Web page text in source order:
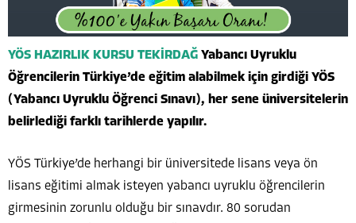
YÖS HAZIRLIK KURSU TEKİRDAĞ Yabancı Uyruklu
Öğrencilerin Türkiye’de eğitim alabilmek için girdiği YÖS
(Yabancı Uyruklu Öğrenci Sınavı), her sene üniversitelerin
belirlediği farklı tarihlerde yapılır.
YÖS Türkiye’de herhangi bir üniversitede lisans veya ön
lisans eğitimi almak isteyen yabancı uyruklu öğrencilerin
girmesinin zorunlu olduğu bir sınavdır. 80 sorudan